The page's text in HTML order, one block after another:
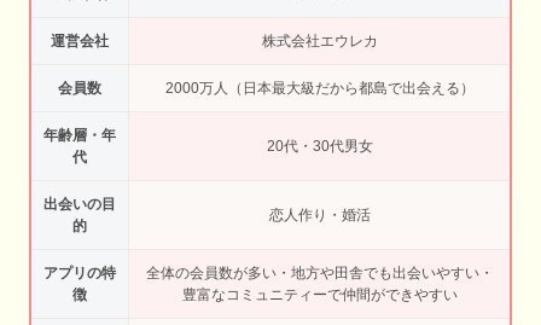
運営会社 株式会社エウレカ
会員数 2000万人（日本最大級だから都島で出会える）
年齢層・年
代
20代・30代男女
出会いの目
的
恋人作り・婚活
アプリの特
徴
全体の会員数が多い・地方や田舎でも出会いやすい・
豊富なコミュニティーで仲間ができやすい